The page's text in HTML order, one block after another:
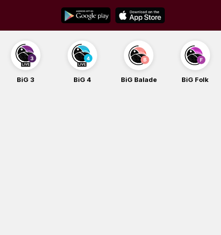
content
BiG 4 BiG Balade BiG Folk BiG iG